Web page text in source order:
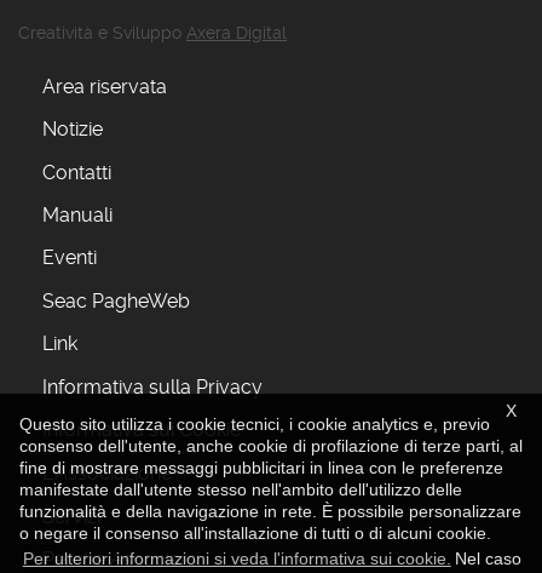
X
Questo sito utilizza i cookie tecnici, i cookie analytics e, previo
consenso dell'utente, anche cookie di profilazione di terze parti, al
fine di mostrare messaggi pubblicitari in linea con le preferenze
manifestate dall'utente stesso nell'ambito dell'utilizzo delle
funzionalità e della navigazione in rete. È possibile personalizzare
o negare il consenso all'installazione di tutti o di alcuni cookie.
Per ulteriori informazioni si veda l'informativa sui cookie. Nel caso
Creatività e Sviluppo Axera Digital
Area riservata
Notizie
Contatti
Manuali
Eventi
Seac PagheWeb
Link
Informativa sulla Privacy
Informativa sui Cookie
L'Associazione
Servizi
Perchè Associarsi